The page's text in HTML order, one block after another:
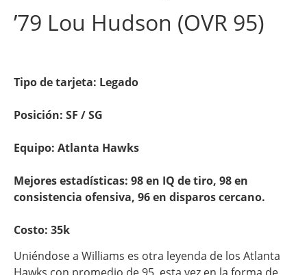
’79 Lou Hudson (OVR 95)
Tipo de tarjeta: Legado
Posición: SF / SG
Equipo: Atlanta Hawks
Mejores estadísticas: 98 en IQ de tiro, 98 en
consistencia ofensiva, 96 en disparos cercano.
Costo: 35k
Uniéndose a Williams es otra leyenda de los Atlanta